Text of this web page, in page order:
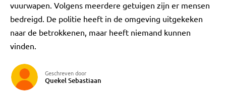
vuurwapen. Volgens meerdere getuigen zijn er mensen
bedreigd. De politie heeft in de omgeving uitgekeken
naar de betrokkenen, maar heeft niemand kunnen
vinden.
Geschreven door
Quekel Sebastiaan